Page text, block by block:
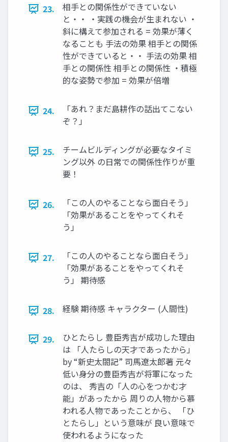
23.
相手との関係性ができていない
と・・ ・実践の機会が生まれない ・
斜に構えて参加される = 効果が薄く
なることも 手法の効果 相手との関係
性ができていると・・ 手法の効果 相
手との関係性 相手との関係性 ・積極
的な姿勢で参加 = 効果が倍増
24.
「あれ？まだ島耕作の話出てこない
ぞ？」
25.
チームビルディングが必要なタイミ
ング以外 の日常での関係性作りが重
要！
26.
「この人のやることなら面白そう」
「効果があることをやってくれそ
う」
27.
「この人のやることなら面白そう」
「効果があることをやってくれそ
う」 期待感
28. 経験 期待感 キャラクター (人間性)
29.
ひとたらし 豊臣秀吉が成功した理由
は 「人たらしの天才であったから」
by “新史太閤記” 司馬遼太郎著 元々
低い身分の豊臣秀吉が将軍になった
のは、 秀吉の「人の心をつかむ才
能」があったから 周りの人物から慕
われる人物であったことから、 「ひ
とたらし」という意味が 良い意味で
使われるようになった